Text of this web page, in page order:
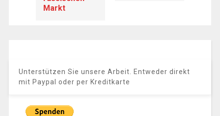
Markt
Unterstützen Sie unsere Arbeit. Entweder direkt
mit Paypal oder per Kreditkarte